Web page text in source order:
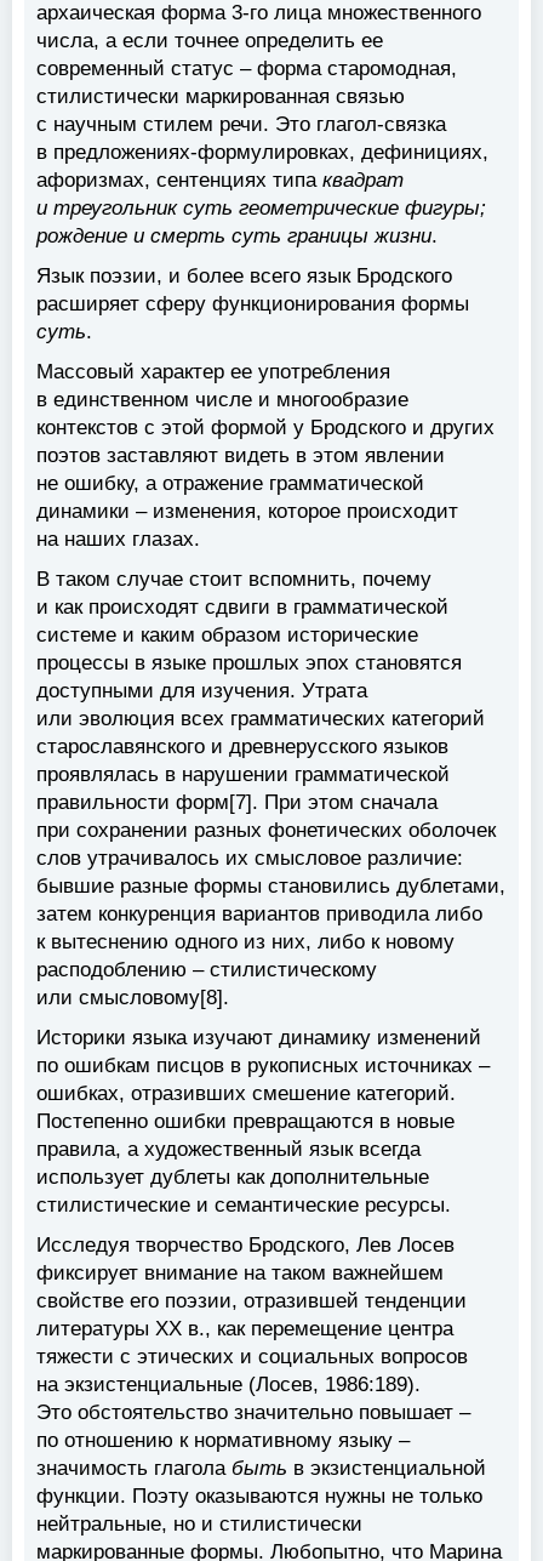
архаическая форма 3-го лица множественного
числа, а если точнее определить ее
современный статус – форма старомодная,
стилистически маркированная связью
с научным стилем речи. Это глагол-связка
в предложениях-формулировках, дефинициях,
афоризмах, сентенциях типа квадрат
и треугольник суть геометрические фигуры;
рождение и смерть суть границы жизни.
Язык поэзии, и более всего язык Бродского
расширяет сферу функционирования формы
суть.
Массовый характер ее употребления
в единственном числе и многообразие
контекстов с этой формой у Бродского и других
поэтов заставляют видеть в этом явлении
не ошибку, а отражение грамматической
динамики – изменения, которое происходит
на наших глазах.
В таком случае стоит вспомнить, почему
и как происходят сдвиги в грамматической
системе и каким образом исторические
процессы в языке прошлых эпох становятся
доступными для изучения. Утрата
или эволюция всех грамматических категорий
старославянского и древнерусского языков
проявлялась в нарушении грамматической
правильности форм[7]. При этом сначала
при сохранении разных фонетических оболочек
слов утрачивалось их смысловое различие:
бывшие разные формы становились дублетами,
затем конкуренция вариантов приводила либо
к вытеснению одного из них, либо к новому
расподоблению – стилистическому
или смысловому[8].
Историки языка изучают динамику изменений
по ошибкам писцов в рукописных источниках –
ошибках, отразивших смешение категорий.
Постепенно ошибки превращаются в новые
правила, а художественный язык всегда
использует дублеты как дополнительные
стилистические и семантические ресурсы.
Исследуя творчество Бродского, Лев Лосев
фиксирует внимание на таком важнейшем
свойстве его поэзии, отразившей тенденции
литературы XX в., как перемещение центра
тяжести с этических и социальных вопросов
на экзистенциальные (Лосев, 1986:189).
Это обстоятельство значительно повышает –
по отношению к нормативному языку –
значимость глагола быть в экзистенциальной
функции. Поэту оказываются нужны не только
нейтральные, но и стилистически
маркированные формы. Любопытно, что Марина